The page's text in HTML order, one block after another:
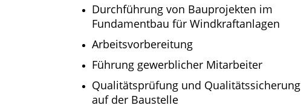
Durchführung von Bauprojekten im
Fundamentbau für Windkraftanlagen
Arbeitsvorbereitung
Führung gewerblicher Mitarbeiter
Qualitätsprüfung und Qualitätssicherung
auf der Baustelle